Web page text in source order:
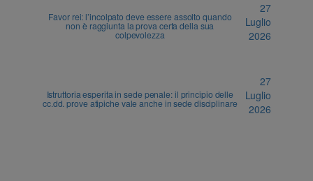
Favor rei: l’incolpato deve essere assolto quando
non è raggiunta la prova certa della sua
colpevolezza
27
Luglio
2026
Istruttoria esperita in sede penale: il principio delle
cc.dd. prove atipiche vale anche in sede disciplinare
27
Luglio
2026